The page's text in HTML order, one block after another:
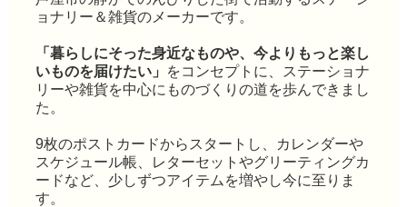
ョナリー＆雑貨のメーカーです。
「暮らしにそった身近なものや、今よりもっと楽し
いものを届けたい」
をコンセプトに、ステーショナ
リーや雑貨を中心にものづくりの道を歩んできまし
た。
9枚のポストカードからスタートし、カレンダーや
スケジュール帳、レターセットやグリーティングカ
ードなど、少しずつアイテムを増やし今に至りま
す。